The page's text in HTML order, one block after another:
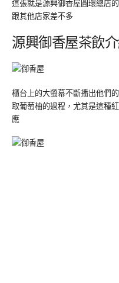
這張就是源興御香屋圓環總店
跟其他店家差不多
源興御香屋茶飲
櫃台上的大螢幕不斷播出他們
取葡萄柚的過程，尤其是這種
應